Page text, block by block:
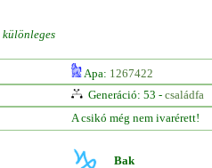
különleges
Apa: 1267422
Generáció: 53 - családfa
A csikó még nem ivarérett!
Bak